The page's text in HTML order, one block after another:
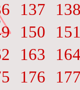
137
150
163
176